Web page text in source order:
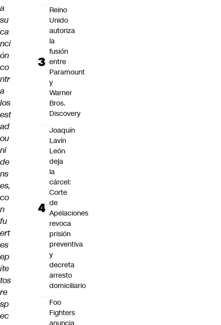
a
su
ca
nci
ón
co
ntr
a
los
est
ad
ou
ni
de
ns
es,
co
n
fu
ert
es
ep
íte
tos
re
sp
ec
Reino
Unido
autoriza
la
fusión
entre
Paramount
y
Warner
Bros.
Discovery
Joaquín
Lavín
León
deja
la
cárcel:
Corte
de
Apelaciones
revoca
prisión
preventiva
y
decreta
arresto
domiciliario
Foo
Fighters
anuncia